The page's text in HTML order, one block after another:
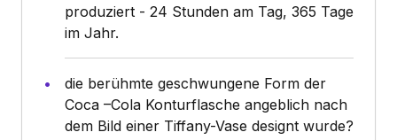
produziert - 24 Stunden am Tag, 365 Tage
im Jahr.
die berühmte geschwungene Form der
Coca –Cola Konturflasche angeblich nach
dem Bild einer Tiffany-Vase designt wurde?